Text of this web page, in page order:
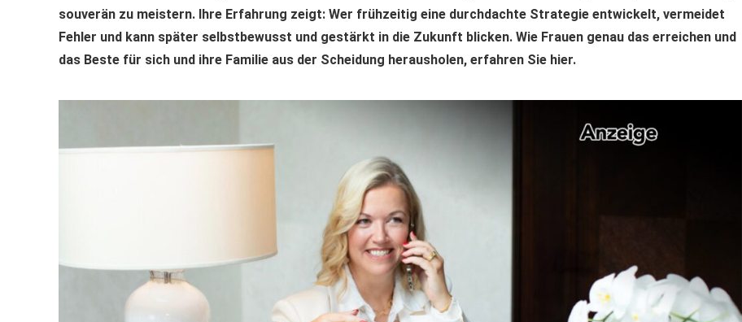
souverän zu meistern. Ihre Erfahrung zeigt: Wer frühzeitig eine durchdachte Strategie entwickelt, vermeidet
Fehler und kann später selbstbewusst und gestärkt in die Zukunft blicken. Wie Frauen genau das erreichen und
das Beste für sich und ihre Familie aus der Scheidung herausholen, erfahren Sie hier.